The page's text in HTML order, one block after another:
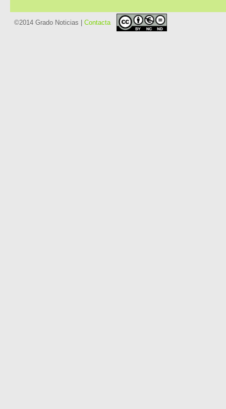
©2014 Grado Noticias | Contacta